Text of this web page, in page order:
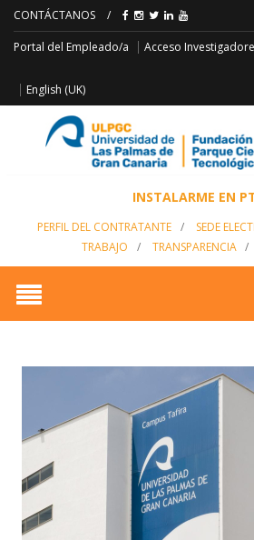
CONTÁCTANOS /
Portal del Empleado/a Acceso
English (UK)
INSTALARME EN
PERFIL DEL CONTRATANTE / SEDE
TRABAJO
/ TRANSPARENCIA/